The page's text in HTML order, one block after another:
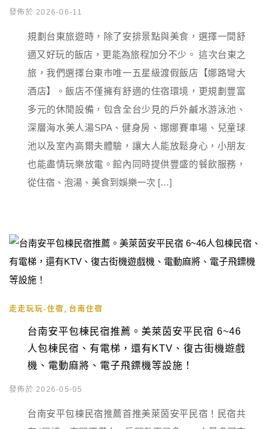
發佈於 2026-06-11
規劃台東旅遊時，除了安排景點與美食，選擇一間舒
適又好玩的飯店，更能為旅程加分不少。 這次台東之
旅，我們選擇台東市唯一五星級渡假飯店【娜路彎大
酒店】。飯店不僅擁有舒適的住宿環境，更規劃豐富
多元的休閒設備，包含全台少見的戶外鹹水游泳池、
深層海水美人湯SPA、健身房、娜娜賽車場、兒童球
池以及室內高爾夫體驗，讓大人能放鬆身心，小朋友
也能盡情玩樂放電。館內同時提供豐盛的餐飲服務，
從住宿、泡湯、美食到娛樂一次 […]
走走玩玩-住宿 台南住宿
台南安平包棟民宿推薦。美萊茵安平民宿 6~46
人包棟民宿、有電梯，還有KTV、復古街機遊戲
機、電動麻將、電子飛鏢機等設施！
發佈於 2026-05-05
台南安平包棟民宿推薦首推美萊茵安平民宿！民宿共